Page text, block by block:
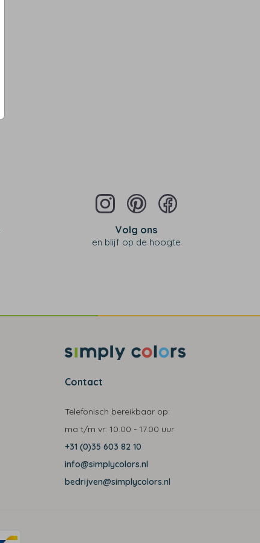
Volg ons
en blijf op de hoogte
Contact
Telefonisch bereikbaar op:
ma t/m vr: 10.00 - 17.00 uur
+31 (0)35 603 82 10
info@simplycolors.nl
bedrijven@simplycolors.nl